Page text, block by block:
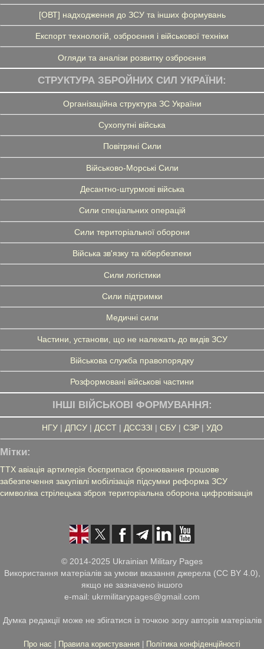
[ОВТ] надходження до ЗСУ та інших формувань
Експорт технологій, озброєння і військової техніки
Огляди та аналізи розвитку озброєння
СТРУКТУРА ЗБРОЙНИХ СИЛ УКРАЇНИ:
Організаційна структура ЗС України
Сухопутні війська
Повітряні Сили
Військово-Морські Сили
Десантно-штурмові війська
Сили спеціальних операцій
Сили територіальної оборони
Війська зв'язку та кібербезпеки
Сили логістики
Сили підтримки
Медичні сили
Частини, установи, що не належать до видів ЗСУ
Військова служба правопорядку
Розформовані військові частини
ІНШІ ВІЙСЬКОВІ ФОРМУВАННЯ:
НГУ| ДПСУ| ДССТ| ДССЗЗІ | СБУ| СЗР| УДО
Мітки:
ТТХ авіація артилерія боєприпаси бронювання грошове
забезпечення закупівлі мобілізація підсумки реформа ЗСУ
символіка стрілецька зброя територіальна оборона цифровізація
© 2014-2025 Ukrainian Military Pages
Використання матеріалів за умови вказання джерела (CC BY 4.0),
якщо не зазначено іншого
e-mail: ukrmilitarypages@gmail.com
Думка редакції може не збігатися із точкою зору авторів матеріалів
Про нас Правила користування Політика конфіденційності